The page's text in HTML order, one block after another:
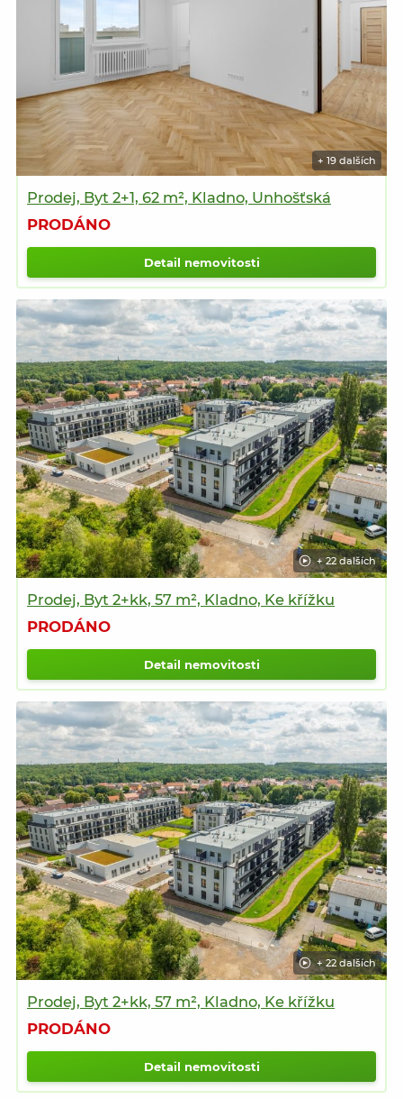
+ 19 dalších
Prodej, Byt 2+1, 62 m², Kladno, Unhošťská
PRODÁNO
Detail nemovitosti
+ 22 dalších
Prodej, Byt 2+kk, 57 m², Kladno, Ke křížku
PRODÁNO
Detail nemovitosti
+ 22 dalších
Prodej, Byt 2+kk, 57 m², Kladno, Ke křížku
PRODÁNO
Detail nemovitosti